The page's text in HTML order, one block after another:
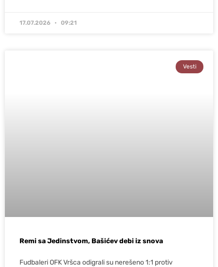
17.07.2026 09:21
Vesti
Remi sa Jedinstvom, Bašićev debi iz snova
Fudbaleri OFK Vršca odigrali su nerešeno 1:1 protiv